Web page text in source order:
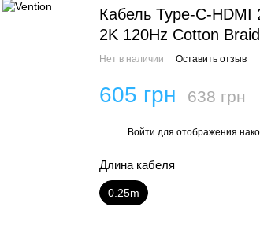
Кабель Type-C-HDMI
2K 120Hz Cotton
Нет в наличии Оставить отзыв
605 грн 638 грн
Войти для отображения
Длина кабеля
0.25m